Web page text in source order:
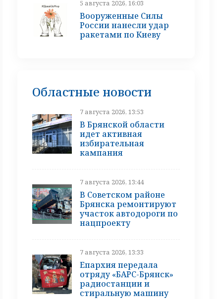
5 августа 2026, 16:03
Вооруженные Силы
России нанесли удар
ракетами по Киеву
Областные новости
7 августа 2026, 13:53
В Брянской области
идет активная
избирательная
кампания
7 августа 2026, 13:44
В Советском районе
Брянска ремонтируют
участок автодороги по
нацпроекту
7 августа 2026, 13:33
Епархия передала
отряду «БАРС-Брянск»
радиостанции и
стиральную машину